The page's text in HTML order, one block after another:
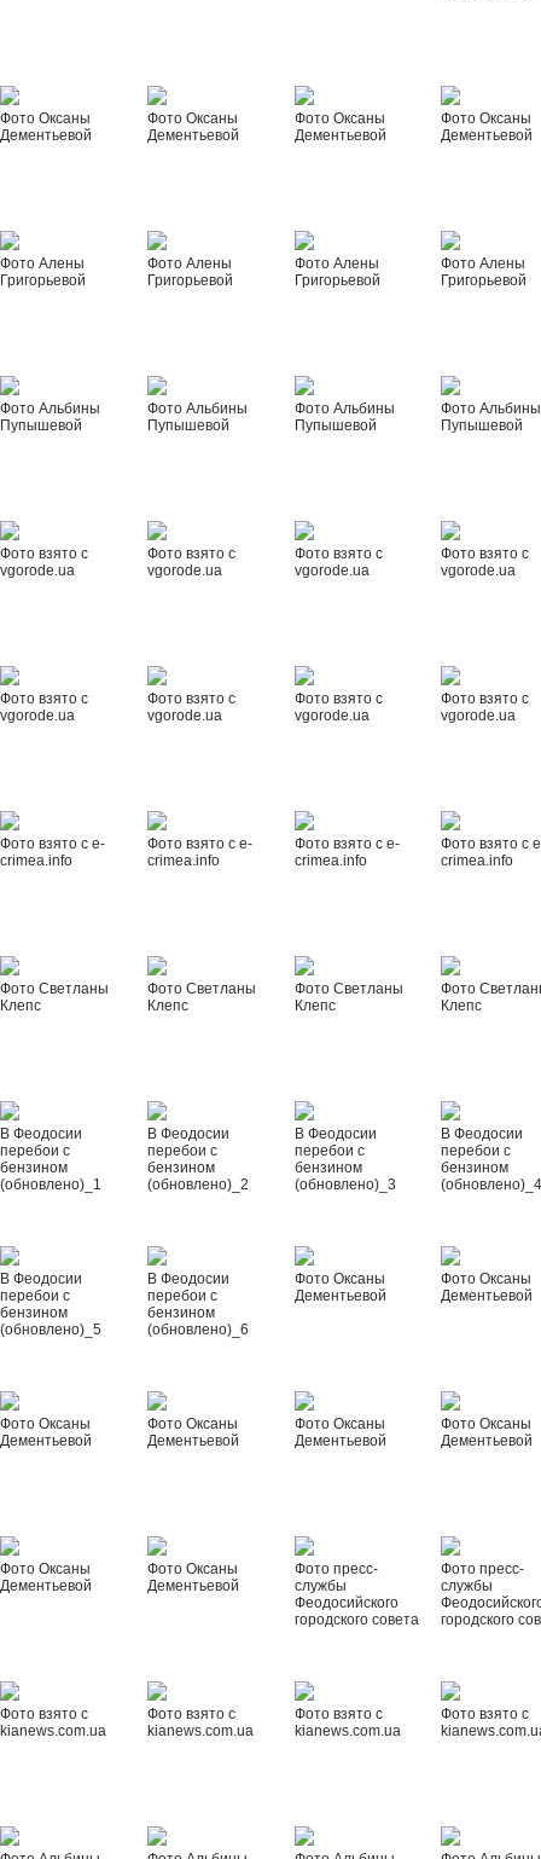
Фото Оксаны
Дементьевой
Фото Оксаны
Дементьевой
Фото Оксаны
Дементьевой
Фото Оксаны
Дементьевой
Фото Алены
Григорьевой
Фото Алены
Григорьевой
Фото Алены
Григорьевой
Фото Алены
Григорьевой
Фото Альбины
Пупышевой
Фото Альбины
Пупышевой
Фото Альбины
Пупышевой
Фото Альбины
Пупышевой
Фото взято с
vgorode.ua
Фото взято с
vgorode.ua
Фото взято с
vgorode.ua
Фото взято с
vgorode.ua
Фото взято с
vgorode.ua
Фото взято с
vgorode.ua
Фото взято с
vgorode.ua
Фото взято с
vgorode.ua
Фото взято с e-
crimea.info
Фото взято с e-
crimea.info
Фото взято с e-
crimea.info
Фото взято с
crimea.info
Фото Светланы
Клепс
Фото Светланы
Клепс
Фото Светланы
Клепс
Фото
Клепс
В Феодосии
перебои с
бензином
(обновлено)_1
В Феодосии
перебои с
бензином
(обновлено)_2
В Феодосии
перебои с
бензином
(обновлено)_3
В Феодосии
перебои с
бензином
В Феодосии
перебои с
бензином
(обновлено)_5
В Феодосии
перебои с
бензином
(обновлено)_6
Фото Оксаны
Дементьевой
Фото Оксаны
Дементьевой
Фото Оксаны
Дементьевой
Фото Оксаны
Дементьевой
Фото Оксаны
Дементьевой
Фото Оксаны
Дементьевой
Фото Оксаны
Дементьевой
Фото Оксаны
Дементьевой
Фото пресс-
службы
Феодосийского
городского совета
Фото пресс-
службы
городского
Фото взято с
kianews.com.ua
Фото взято с
kianews.com.ua
Фото взято с
kianews.com.ua
Фото взято с